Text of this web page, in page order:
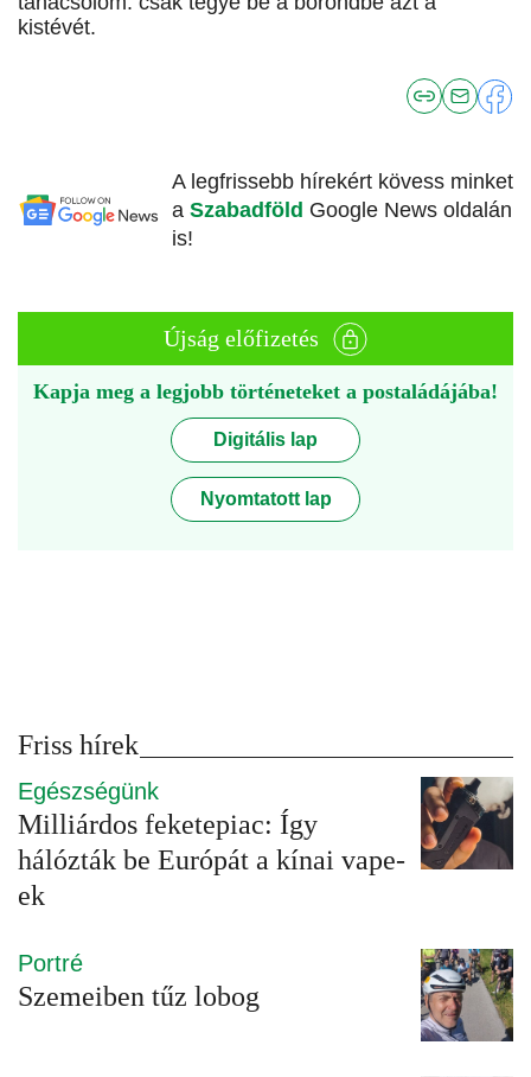
kistévét.
A legfrissebb hírekért kövess minket
a Szabadföld Google News oldalán
is!
Újság előfizetés
Kapja meg a legjobb történeteket a postaládájába!
Digitális lap
Nyomtatott lap
Friss hírek
Egészségünk
Milliárdos feketepiac: Így
hálózták be Európát a kínai vape-
ek
Portré
Szemeiben tűz lobog